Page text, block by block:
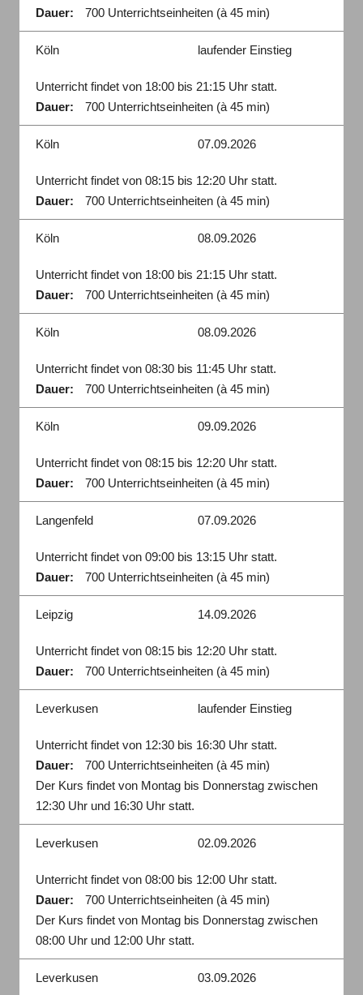
Dauer:
700 Unterrichtseinheiten (à 45 min)
Köln laufender Einstieg
Unterricht findet von 18:00 bis 21:15 Uhr statt.
Dauer:
700 Unterrichtseinheiten (à 45 min)
Köln 07.09.2026
Unterricht findet von 08:15 bis 12:20 Uhr statt.
Dauer:
700 Unterrichtseinheiten (à 45 min)
Köln 08.09.2026
Unterricht findet von 18:00 bis 21:15 Uhr statt.
Dauer:
700 Unterrichtseinheiten (à 45 min)
Köln 08.09.2026
Unterricht findet von 08:30 bis 11:45 Uhr statt.
Dauer:
700 Unterrichtseinheiten (à 45 min)
Köln 09.09.2026
Unterricht findet von 08:15 bis 12:20 Uhr statt.
Dauer:
700 Unterrichtseinheiten (à 45 min)
Langenfeld 07.09.2026
Unterricht findet von 09:00 bis 13:15 Uhr statt.
Dauer:
700 Unterrichtseinheiten (à 45 min)
Leipzig 14.09.2026
Unterricht findet von 08:15 bis 12:20 Uhr statt.
Dauer:
700 Unterrichtseinheiten (à 45 min)
Leverkusen laufender Einstieg
Unterricht findet von 12:30 bis 16:30 Uhr statt.
Dauer:
700 Unterrichtseinheiten (à 45 min)
Der Kurs findet von Montag bis Donnerstag zwischen
12:30 Uhr und 16:30 Uhr statt.
Leverkusen 02.09.2026
Unterricht findet von 08:00 bis 12:00 Uhr statt.
Dauer:
700 Unterrichtseinheiten (à 45 min)
Der Kurs findet von Montag bis Donnerstag zwischen
08:00 Uhr und 12:00 Uhr statt.
Leverkusen 03.09.2026